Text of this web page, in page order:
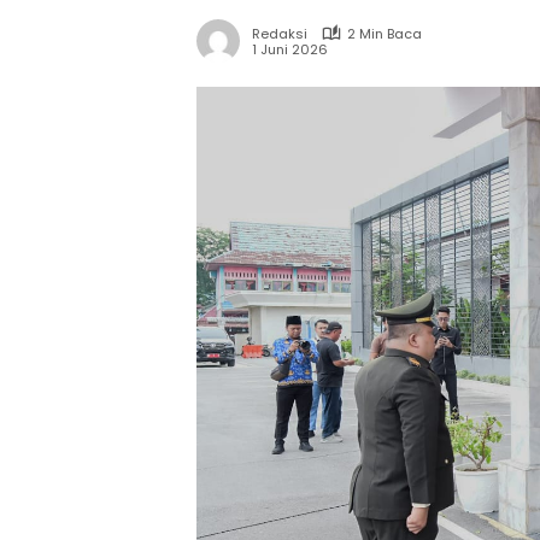
Redaksi
2 Min Baca
1 Juni 2026